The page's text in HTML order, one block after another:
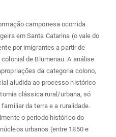
camponesa ocorrida
em Santa Catarina (o vale do
por imigrantes a partir de
de Blumenau. A análise
da categoria colono,
aludida ao processo histórico
clássica rural/urbana, só
da terra e a ruralidade.
o período histórico do
urbanos (entre 1850 e